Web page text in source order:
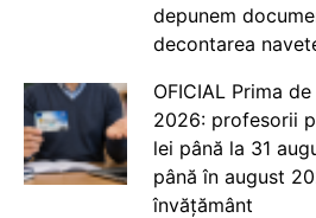
depunem
decontarea
OFICIAL Prima
2026: profesorii
lei până la 31
până în august
învățământ